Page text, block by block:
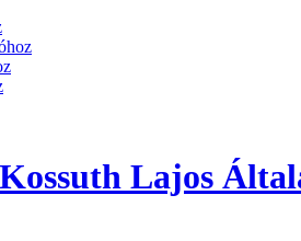
Lajos